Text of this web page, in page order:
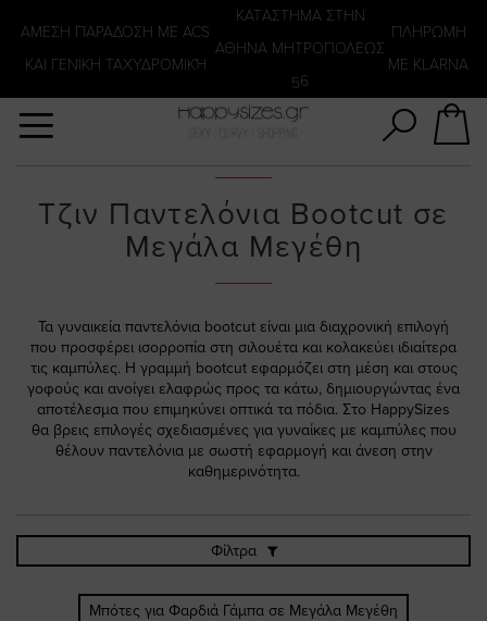
ΑΜΕΣΗ ΠΑΡΑΔΟΣΗ ΜΕ ACS
ΚΑΙ ΓΕΝΙΚΗ ΤΑΧΥΔΡΟΜΙΚΉ
KATΑΣΤΗΜΑ ΣΤΗΝ
ΑΘΗΝΑ ΜΗΤΡΟΠΟΛΕΩΣ
56
ΠΛΗΡΩΜΗ
ΜΕ KLARNA
Τζιν Παντελόνια Bootcut σε
Μεγάλα Μεγέθη
Τα γυναικεία παντελόνια bootcut είναι μια διαχρονική επιλογή
που προσφέρει ισορροπία στη σιλουέτα και κολακεύει ιδιαίτερα
τις καμπύλες. Η γραμμή bootcut εφαρμόζει στη μέση και στους
γοφούς και ανοίγει ελαφρώς προς τα κάτω, δημιουργώντας ένα
αποτέλεσμα που επιμηκύνει οπτικά τα πόδια. Στο HappySizes
θα βρεις επιλογές σχεδιασμένες για γυναίκες με καμπύλες που
θέλουν παντελόνια με σωστή εφαρμογή και άνεση στην
καθημερινότητα.
Φίλτρα
Μπότες για Φαρδιά Γάμπα σε Μεγάλα Μεγέθη
Αναζήτηση